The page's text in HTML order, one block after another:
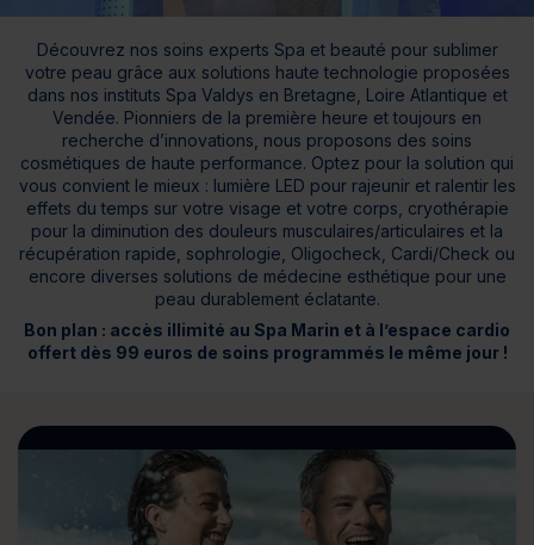
Découvrez nos soins experts Spa et beauté pour sublimer
votre peau grâce aux solutions haute technologie proposées
dans nos instituts Spa Valdys en Bretagne, Loire Atlantique et
Vendée. Pionniers de la première heure et toujours en
recherche d’innovations, nous proposons des soins
cosmétiques de haute performance. Optez pour la solution qui
vous convient le mieux : lumière LED pour rajeunir et ralentir les
effets du temps sur votre visage et votre corps, cryothérapie
pour la diminution des douleurs musculaires/articulaires et la
récupération rapide, sophrologie, Oligocheck, Cardi/Check ou
encore diverses solutions de médecine esthétique pour une
peau durablement éclatante.
Bon plan : accès illimité au Spa Marin et à l’espace cardio
offert dès 99 euros de soins programmés le même jour !